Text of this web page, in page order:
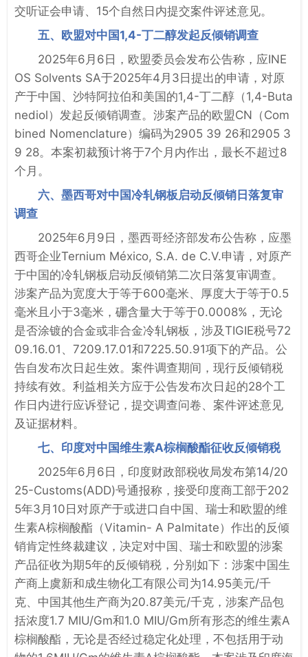
交听证会申请、15个自然日内提交案件评述意见。
五、欧盟对中国1,4-丁二醇发起反倾销调查
2025年6月6日，欧盟委员会发布公告称，应INE
OS Solvents SA于2025年4月3日提出的申请，对原
产于中国、沙特阿拉伯和美国的1,4-丁二醇（1,4-Buta
nediol）发起反倾销调查。涉案产品的欧盟CN（Com
bined Nomenclature）编码为2905 39 26和2905 3
9 28。本案初裁预计将于7个月内作出，最长不超过8
个月。
六、墨西哥对中国冷轧钢板启动反倾销日落复审
调查
2025年6月9日，墨西哥经济部发布公告称，应墨
西哥企业Ternium México, S.A. de C.V.申请，对原产
于中国的冷轧钢板启动反倾销第二次日落复审调查。
涉案产品为宽度大于等于600毫米、厚度大于等于0.5
毫米且小于3毫米，硼含量大于等于0.0008%，无论
是否涂镀的合金或非合金冷轧钢板，涉及TIGIE税号72
09.16.01、7209.17.01和7225.50.91项下的产品。公
告自发布次日起生效。案件调查期间，现行反倾销税
持续有效。利益相关方应于公告发布次日起的28个工
作日内进行应诉登记，提交调查问卷、案件评述意见
及证据材料。
七、印度对中国维生素A棕榈酸酯征收反倾销税
2025年6月6日，印度财政部税收局发布第14/20
25-Customs(ADD)号通报称，接受印度商工部于202
5年3月10日对原产于或进口自中国、瑞士和欧盟的维
生素A棕榈酸酯（Vitamin- A Palmitate）作出的反倾
销肯定性终裁建议，决定对中国、瑞士和欧盟的涉案
产品征收为期5年的反倾销税，分别如下：涉案中国生
产商上虞新和成生物化工有限公司为14.95美元/千
克、中国其他生产商为20.87美元/千克，涉案产品包
括浓度1.7 MIU/Gm和1.0 MIU/Gm所有形态的维生素A
棕榈酸酯，无论是否经过稳定化处理，不包括用于动